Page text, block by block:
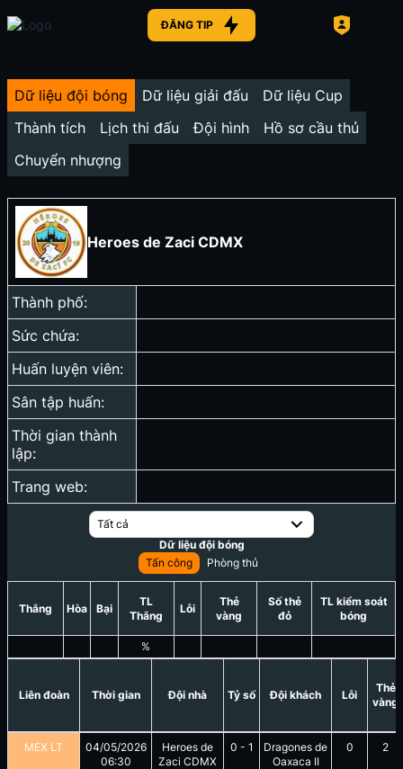
ĐĂNG TIP
Dữ liệu đội bóng Dữ liệu giải đấu
Dữ liệu Cup
Thành tích
Lịch thi đấu Đội hình
Hồ sơ cầu thủ
Chuyển nhượng
Heroes de Zaci CDMX
Thành phố:
Sức chứa:
Huấn luyện viên:
Sân tập huấn:
Thời gian thành
lập:
Trang web:
Tất cả
Dữ liệu đội bóng
Tấn công
Phòng thủ
Thắng Hòa Bại
TL
Thắng
%
Lỗi
Thẻ
vàng
Số thẻ
đỏ
TL kiểm soát
bóng
Liên đoàn Thời gian Đội nhà Tỷ số Đội khách Lỗi
Thẻ
vàng
MEX LT
04/05/2026
06:30
Heroes de
Zaci CDMX
0 - 1
Dragones de
Oaxaca II
0 2